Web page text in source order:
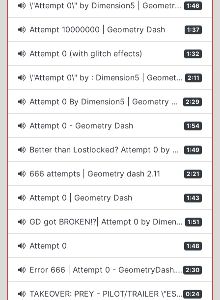
1:46
\"Attempt 0\" by Dimension5 | Geometry Dash 2.2081
1:37
Attempt 10000000 | Geometry Dash
1:32
Attempt 0 (with glitch effects)
2:11
\"Attempt 0\" by : Dimension5 | Geometry Dash 2.11
2:29
Attempt 0 By Dimension5 | Geometry Dash 2.1
1:54
Attempt 0 - Geometry Dash
1:49
Better than Lostlocked? Attempt 0 by Dimension5 [Geometry Dash]
2:21
666 attempts | Geometry dash 2.11
1:43
Attempt 0 | Geometry Dash
1:51
GD got BROKEN!?| Attempt 0 by Dimension5
1:48
Attempt 0
2:30
Error 666 | Attempt 0 - GeometryDash.exe | Rip Geometry Dash [2.11]
0:24
TAKEOVER: PREY - PILOT/TRAILER \"ESCAPING THE FOREST: ATTEMPT 0\"